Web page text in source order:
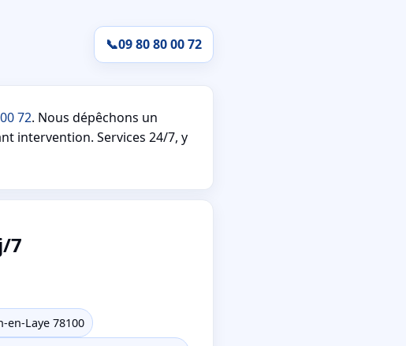
📞09 80 80 00 72
72. Nous dépêchons un
intervention. Services 24/7, y
7
en-Laye 78100